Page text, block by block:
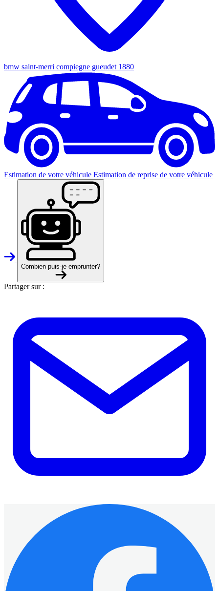
bmw saint-merri compiegne gueudet 1880
Estimation de votre véhicule Estimation de reprise de votre véhicule
Combien puis-je emprunter?
Partager sur :